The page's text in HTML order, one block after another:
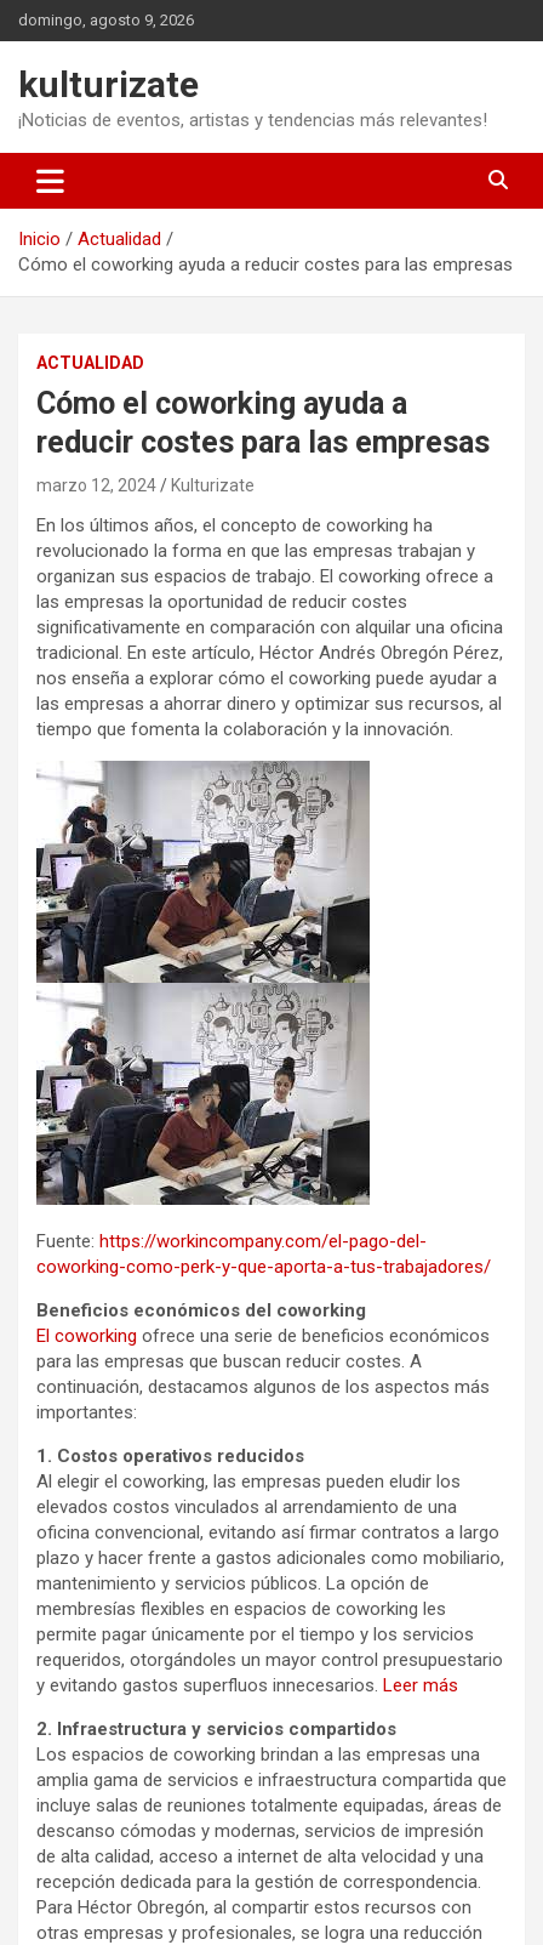
Saltar
al
domingo, agosto 9, 2026
kulturizate
¡Noticias de eventos, artistas y tendencias más relevantes!
Inicio
Actualidad
Cómo el coworking ayuda a reducir costes para las empresas
ACTUALIDAD
Cómo el coworking ayuda a
reducir costes para las empresas
marzo 12, 2024 Kulturizate
En los últimos años, el concepto de coworking ha
revolucionado la forma en que las empresas trabajan y
organizan sus espacios de trabajo. El coworking ofrece a
las empresas la oportunidad de reducir costes
significativamente en comparación con alquilar una oficina
tradicional. En este artículo, Héctor Andrés Obregón Pérez,
nos enseña a explorar cómo el coworking puede ayudar a
las empresas a ahorrar dinero y optimizar sus recursos, al
tiempo que fomenta la colaboración y la innovación.
Fuente: https://workincompany.com/el-pago-del-
coworking-como-perk-y-que-aporta-a-tus-trabajadores/
Beneficios económicos del coworking
El coworking ofrece una serie de beneficios económicos
para las empresas que buscan reducir costes. A
continuación, destacamos algunos de los aspectos más
importantes:
1. Costos operativos reducidos
Al elegir el coworking, las empresas pueden eludir los
elevados costos vinculados al arrendamiento de una
oficina convencional, evitando así firmar contratos a largo
plazo y hacer frente a gastos adicionales como mobiliario,
mantenimiento y servicios públicos. La opción de
membresías flexibles en espacios de coworking les
permite pagar únicamente por el tiempo y los servicios
requeridos, otorgándoles un mayor control presupuestario
y evitando gastos superfluos innecesarios. Leer más
2. Infraestructura y servicios compartidos
Los espacios de coworking brindan a las empresas una
amplia gama de servicios e infraestructura compartida que
incluye salas de reuniones totalmente equipadas, áreas de
descanso cómodas y modernas, servicios de impresión
de alta calidad, acceso a internet de alta velocidad y una
recepción dedicada para la gestión de correspondencia.
Para Héctor Obregón, al compartir estos recursos con
otras empresas y profesionales, se logra una reducción